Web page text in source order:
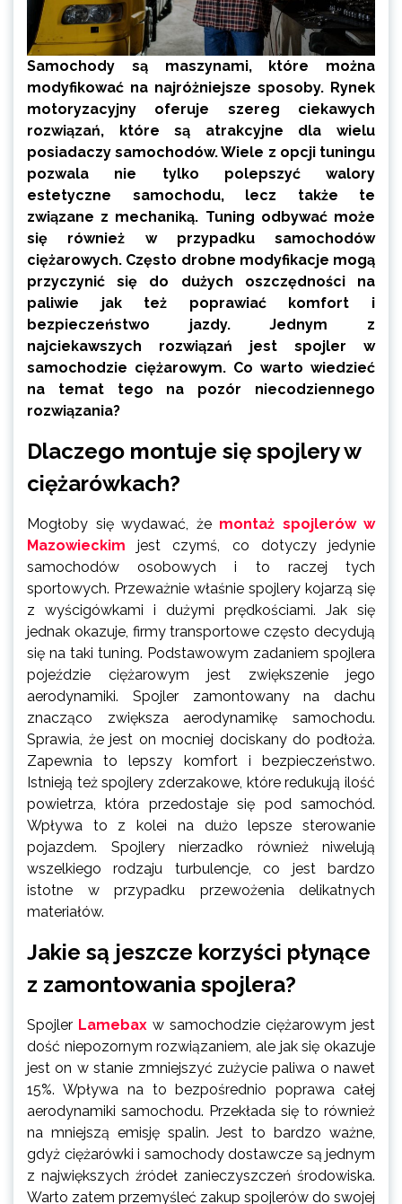
Samochody są maszynami, które można
modyfikować na najróżniejsze sposoby. Rynek
motoryzacyjny oferuje szereg ciekawych
rozwiązań, które są atrakcyjne dla wielu
posiadaczy samochodów. Wiele z opcji tuningu
pozwala nie tylko polepszyć walory
estetyczne samochodu, lecz także te
związane z mechaniką. Tuning odbywać może
się również w przypadku samochodów
ciężarowych. Często drobne modyfikacje mogą
przyczynić się do dużych oszczędności na
paliwie jak też poprawiać komfort i
bezpieczeństwo jazdy. Jednym z
najciekawszych rozwiązań jest spojler w
samochodzie ciężarowym. Co warto wiedzieć
na temat tego na pozór niecodziennego
rozwiązania?
Dlaczego montuje się spojlery w
ciężarówkach?
Mogłoby się wydawać, że montaż spojlerów w
Mazowieckim jest czymś, co dotyczy jedynie
samochodów osobowych i to raczej tych
sportowych. Przeważnie właśnie spojlery kojarzą się
z wyścigówkami i dużymi prędkościami. Jak się
jednak okazuje, firmy transportowe często decydują
się na taki tuning. Podstawowym zadaniem spojlera
pojeździe ciężarowym jest zwiększenie jego
aerodynamiki. Spojler zamontowany na dachu
znacząco zwiększa aerodynamikę samochodu.
Sprawia, że jest on mocniej dociskany do podłoża.
Zapewnia to lepszy komfort i bezpieczeństwo.
Istnieją też spojlery zderzakowe, które redukują ilość
powietrza, która przedostaje się pod samochód.
Wpływa to z kolei na dużo lepsze sterowanie
pojazdem. Spojlery nierzadko również niwelują
wszelkiego rodzaju turbulencje, co jest bardzo
istotne w przypadku przewożenia delikatnych
materiałów.
Jakie są jeszcze korzyści płynące
z zamontowania spojlera?
Spojler Lamebax w samochodzie ciężarowym jest
dość niepozornym rozwiązaniem, ale jak się okazuje
jest on w stanie zmniejszyć zużycie paliwa o nawet
15%. Wpływa na to bezpośrednio poprawa całej
aerodynamiki samochodu. Przekłada się to również
na mniejszą emisję spalin. Jest to bardzo ważne,
gdyż ciężarówki i samochody dostawcze są jednym
z największych źródeł zanieczyszczeń środowiska.
Warto zatem przemyśleć zakup spojlerów do swojej